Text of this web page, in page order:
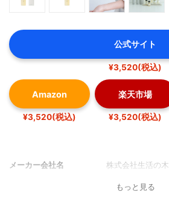
公式サイト
¥3,520(税込)
Amazon
¥3,520(税込)
楽天市場
¥3,520(税込)
メーカー会社名 株式会社生活の木
もっと見る